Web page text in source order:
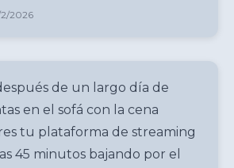
2/2026
de un largo día de
en el sofá con la cena
tu plataforma de streaming
45 minutos bajando por el